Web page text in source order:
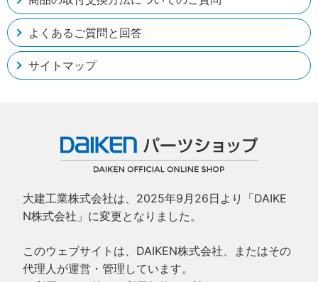
よくあるご質問と回答
サイトマップ
大建工業株式会社は、2025年9月26日より「DAIKE
N株式会社」に変更となりました。
このウェブサイトは、DAIKEN株式会社、またはその
代理人が運営・管理しています。